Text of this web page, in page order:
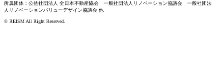
所属団体：公益社団法人 全日本不動産協会 一般社団法人リノベーション協議会 一般社団法
人リノベーションバリューデザイン協議会 他
© REISM All Right Reserved.